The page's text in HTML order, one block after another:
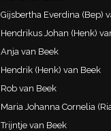
Gijsbertha Everdina (Bep)
Hendrikus Johan (Henk)
Anja van Beek
Hendrik (Henk) van Beek
Rob van Beek
Maria Johanna Cornelia
Trijntje van Beek